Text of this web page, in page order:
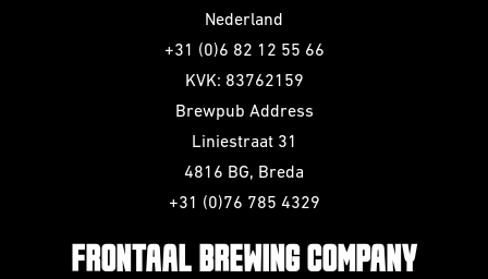
Nederland
+31 (0)6 82 12 55 66
KVK: 83762159
Brewpub Address
Liniestraat 31
4816 BG, Breda
+31 (0)76 785 4329
FRONTAAL BREWING COMPANY